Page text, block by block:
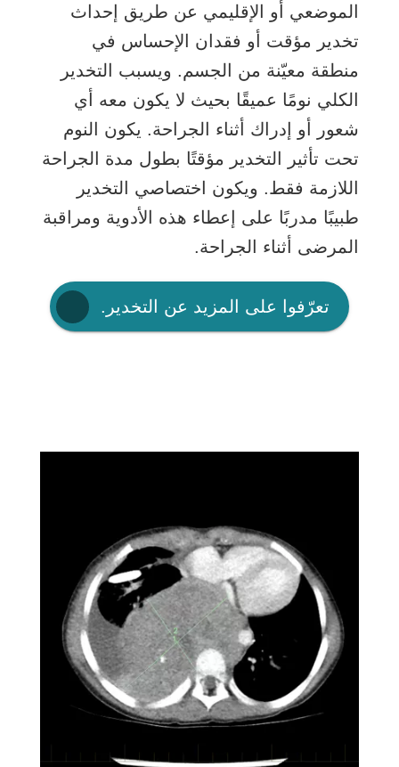
الموضعي أو الإقليمي عن طريق إحداث
تخدير مؤقت أو فقدان الإحساس في
منطقة معيّنة من الجسم. ويسبب التخدير
الكلي نومًا عميقًا بحيث لا يكون معه أي
شعور أو إدراك أثناء الجراحة. يكون النوم
تحت تأثير التخدير مؤقتًا بطول مدة الجراحة
اللازمة فقط. ويكون اختصاصي التخدير
طبيبًا مدربًا على إعطاء هذه الأدوية ومراقبة
المرضى أثناء الجراحة.
تعرّفوا على المزيد عن التخدير.